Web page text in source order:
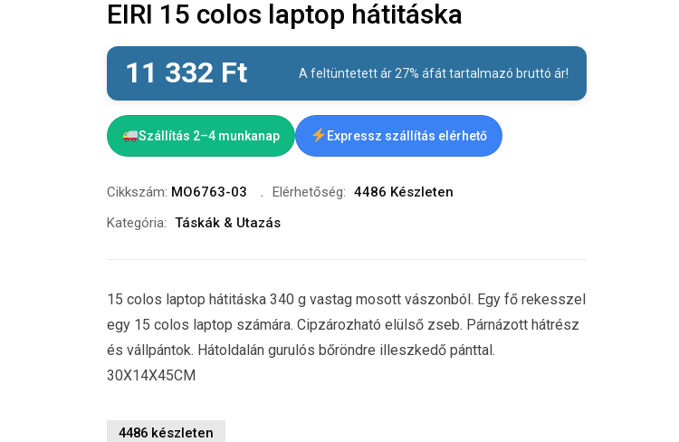
EIRI 15 colos laptop hátitáska
11 332 Ft A feltüntetett ár 27% áfát tartalmazó bruttó ár!
Szállítás 2–4 munkanap Expressz szállítás elérhető
Cikkszám: MO6763-03 Elérhetőség: 4486 Készleten
Kategória: Táskák & Utazás
15 colos laptop hátitáska 340 g vastag mosott vászonból. Egy fő rekesszel
egy 15 colos laptop számára. Cipzározható elülső zseb. Párnázott hátrész
és vállpántok. Hátoldalán gurulós bőröndre illeszkedő pánttal.
30X14X45CM
4486 készleten